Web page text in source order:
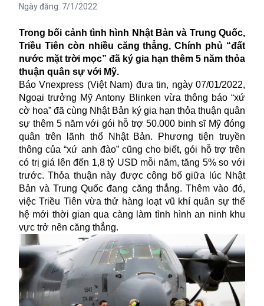
Ngày đăng: 7/1/2022
Trong bối cảnh tình hình Nhật Bản và Trung Quốc,
Triều Tiên còn nhiều căng thẳng, Chính phủ “đất
nước mặt trời mọc” đã ký gia hạn thêm 5 năm thỏa
thuận quân sự với Mỹ.
Báo Vnexpress (Việt Nam) đưa tin, ngày 07/01/2022,
Ngoại trưởng Mỹ Antony Blinken vừa thông báo “xứ
cờ hoa” đã cùng Nhật Bản ký gia hạn thỏa thuận quân
sự thêm 5 năm với gói hỗ trợ 50.000 binh sĩ Mỹ đóng
quân trên lãnh thổ Nhật Bản. Phương tiện truyền
thông của “xứ anh đào” cũng cho biết, gói hỗ trợ trên
có trị giá lên đến 1,8 tỷ USD mỗi năm, tăng 5% so với
trước. Thỏa thuận này được công bố giữa lúc Nhật
Bản và Trung Quốc đang căng thẳng. Thêm vào đó,
việcTriều Tiên vừa thử hàng loạt vũ khí quân sự thế
hệ mới thời gian qua càng làm tình hình an ninh khu
vực trở nên căng thẳng.